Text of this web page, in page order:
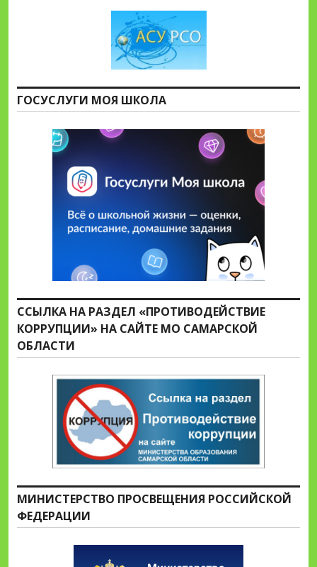
ГОСУСЛУГИ МОЯ ШКОЛА
ССЫЛКА НА РАЗДЕЛ «ПРОТИВОДЕЙСТВИЕ
КОРРУПЦИИ» НА САЙТЕ МО САМАРСКОЙ
ОБЛАСТИ
МИНИСТЕРСТВО ПРОСВЕЩЕНИЯ РОССИЙСКОЙ
ФЕДЕРАЦИИ